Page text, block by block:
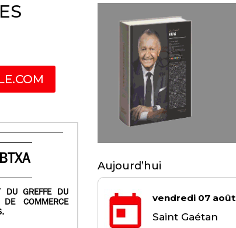
BTXA
DU GREFFE DU
DE COMMERCE
Aujourd’hui
vendredi 07 août
Saint Gaétan